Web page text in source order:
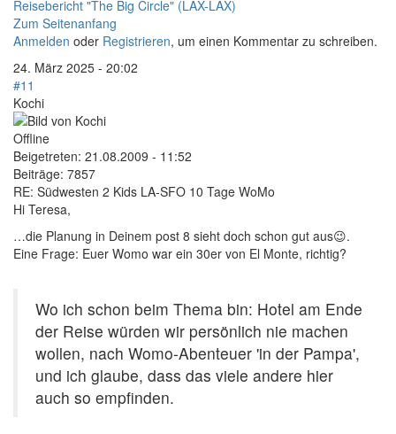
Reisebericht "The Big Circle" (LAX-LAX)
Zum Seitenanfang
Anmelden oder Registrieren, um einen Kommentar zu schreiben.
24. März 2025 - 20:02
#11
Kochi
Offline
Beigetreten: 21.08.2009 - 11:52
Beiträge: 7857
RE: Südwesten 2 Kids LA-SFO 10 Tage WoMo
Hi Teresa,
…die Planung in Deinem post 8 sieht doch schon gut aus😉.
Eine Frage: Euer Womo war ein 30er von El Monte, richtig?
Wo ich schon beim Thema bin: Hotel am Ende
der Reise würden wir persönlich nie machen
wollen, nach Womo-Abenteuer 'in der Pampa',
und ich glaube, dass das viele andere hier
auch so empfinden.